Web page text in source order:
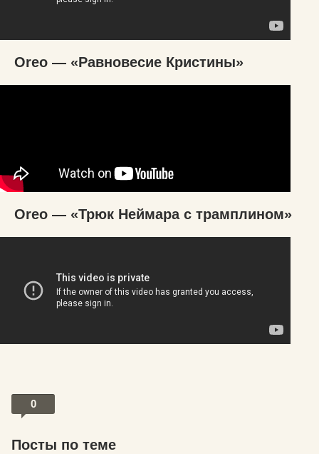
Oreo — «Равновесие Кристины»
Oreo — «Трюк Неймара с трамплином»
0
Посты по теме